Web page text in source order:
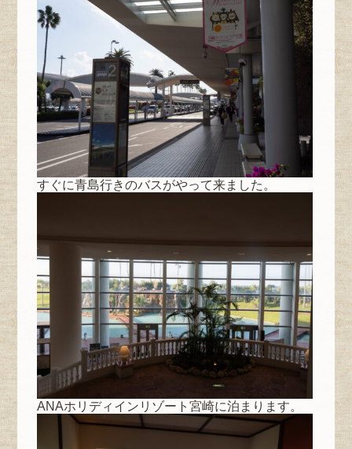
すぐに青島行きのバスがやって来ました。
ANAホリディインリゾート宮崎に泊まります。